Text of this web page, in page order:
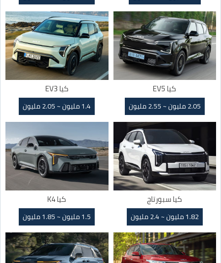
كيا EV5
2.05 مليون ~ 2.55 مليون
كيا EV3
1.4 مليون ~ 2.05 مليون
كيا سبورتاج
1.82 مليون ~ 2.4 مليون
كيا K4
1.5 مليون ~ 1.85 مليون